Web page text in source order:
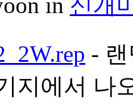
-
지에서 나